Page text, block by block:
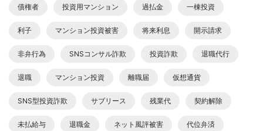
債権者 投資用マンション 過払金 一棟投資
利子 マンション投資被害 将来利息 開示請求
非弁行為 SNSコンサル詐欺 投資詐欺 退職代行
退職 マンション投資 離職届 仮想通貨
SNS型投資詐欺 サブリース 残業代 契約解除
未払給与 退職金 ネット風評被害 代位弁済